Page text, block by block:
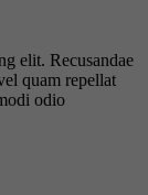
elit. Recusandae
quam repellat
odio